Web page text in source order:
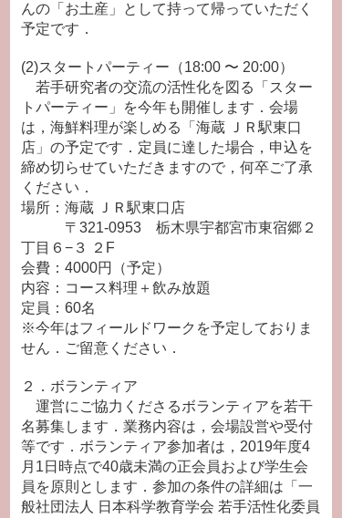
んの「お土産」として持って帰っていただく
予定です．
(2)スタートパーティー（18:00 〜 20:00）
若手研究者の交流の活性化を図る「スター
トパーティー」を今年も開催します．会場
は，海鮮料理が楽しめる「海蔵 ＪＲ駅東口
店」の予定です．定員に達した場合，申込を
締め切らせていただきますので，何卒ご了承
ください．
場所：海蔵 ＪＲ駅東口店
〒321-0953 栃木県宇都宮市東宿郷２
丁目６−３ ２F
会費：4000円（予定）
内容：コース料理＋飲み放題
定員：60名
※今年はフィールドワークを予定しておりま
せん．ご留意ください．
２．ボランティア
運営にご協力くださるボランティアを若干
名募集します．業務内容は，会場設営や受付
等です．ボランティア参加者は，2019年度4
月1日時点で40歳未満の正会員および学生会
員を原則とします．参加の条件の詳細は「一
般社団法人 日本科学教育学会 若手活性化委員